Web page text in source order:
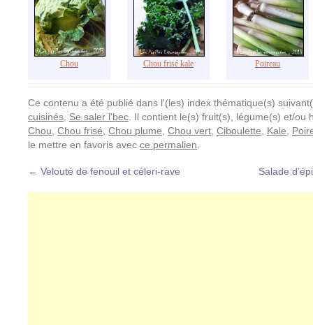
Chou Chou frisé kale Poireau
Ce contenu a été publié dans l'(les) index thématique(s)
cuisinés Se saler l'bec . Il contient le(s) fruit(s), légume(s) et/
Chou Chou frisé Chou plume Chou vert Ciboulette Kale
le mettre en favoris avec ce permalien
← Velouté de fenouil et céleri-rave Salade